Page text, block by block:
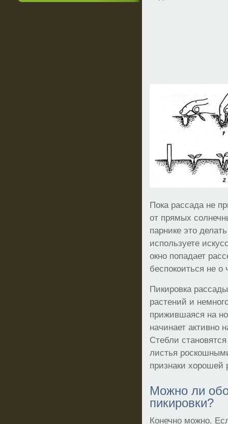
Пока рассада не
от прямых
парнике это
используете
окно попадает
беспокоиться не о
Пикировка
растений и
прижившаяся на
начинает активно
Стебли
листья
признаки хорошей
Можно ли
пикировки?
Конечно можно.